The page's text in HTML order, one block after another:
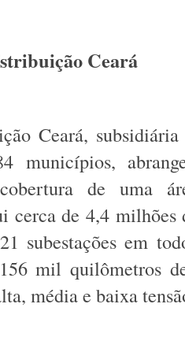
Ceará
Ceará,
municípios,
de uma
cerca de 4,4
subestações em
mil quilômetros
média e baixa